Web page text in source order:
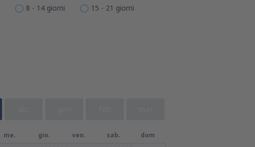
8 - 14 giorni 15 - 21 giorni
me. gio. ven. sab. dom